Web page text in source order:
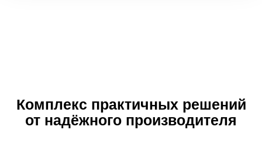
Комплекс практичных решений
от надёжного производителя